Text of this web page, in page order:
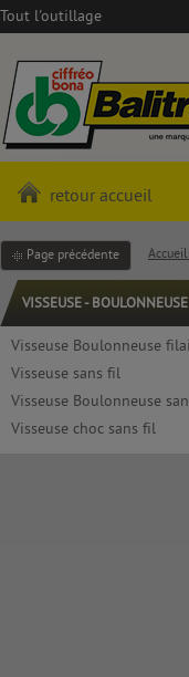
Tout l'outillage
retour accueil
Page précédente Accueil
VISSEUSE - BOULONNEUSE
Visseuse Boulonneuse
Visseuse sans fil
Visseuse Boulonneuse
Visseuse choc sans fil